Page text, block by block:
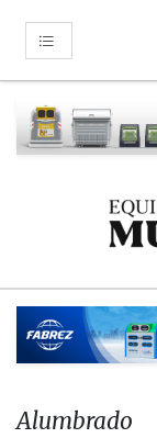
Alumbrado